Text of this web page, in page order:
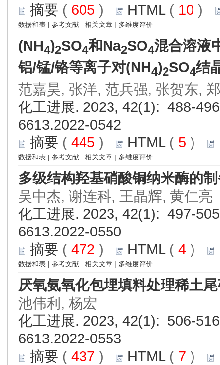
摘要 ( 605 ) HTML( 10 )
数据和表 | 参考文献 | 相关文章 | 多维度评价
(NH4)2SO4和Na2SO4混合溶液
铝/锰/铬等离子对(NH4)2SO4结
范嘉昊, 张洋, 范兵强, 张贺东,
化工进展. 2023, 42(1): 488-
6613.2022-0542
摘要 ( 445 ) HTML( 5 )
数据和表 | 参考文献 | 相关文章 | 多维度评价
多级结构羟基硝酸铜纳米酶的
吴中杰, 谢连科, 王晶辉, 黄仁亮
化工进展. 2023, 42(1): 497-
6613.2022-0550
摘要 ( 472 ) HTML( 4 )
数据和表 | 参考文献 | 相关文章 | 多维度评价
厌氧氨氧化包埋填料处理稀土
池伟利, 杨宏
化工进展. 2023, 42(1): 506-
6613.2022-0553
摘要 ( 437 ) HTML( 7 )